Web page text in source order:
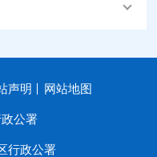
声明 网站地图
公署
行政公署